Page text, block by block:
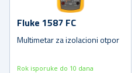
Fluke 1587 FC
Multimetar za izolacioni otpor
Rok isporuke do 10 dana